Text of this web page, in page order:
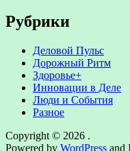
Рубрики
Деловой Пульс
Дорожный Ритм
Здоровье+
Инновации в Деле
Люди и События
Разное
Copyright © 2026 .
Powered by WordPress and